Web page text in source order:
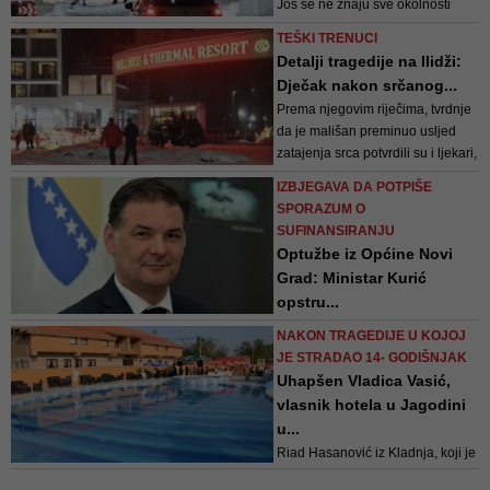
Još se ne znaju sve okolnosti
slučaja, kolaju različite verzije, no
razjasniti i nadzorne kamere koje
navodno postoje na bazenima.
Dan nakon tragedije hotelski
wellness centar, doznajemo,
normalno radi
TEŠKI TRENUCI
Detalji tragedije na Ilidži:
Dječak nakon srčanog...
Prema njegovim riječima, tvrdnje
da je mališan preminuo usljed
zatajenja srca potvrdili su i ljekari,
koji su došli na lice mjesta
IZBJEGAVA DA POTPIŠE
SPORAZUM O
SUFINANSIRANJU
Optužbe iz Općine Novi
Grad: Ministar Kurić
opstru...
izvođača radova, završila svu
budžetu osigurala 700.000 KM,
tako da će radovi na izgradnji
bazena početi narednih dana
NAKON TRAGEDIJE U KOJOJ
JE STRADAO 14- GODIŠNJAK
Uhapšen Vladica Vasić,
vlasnik hotela u Jagodini
u...
Riad Hasanović iz Kladnja, koji je